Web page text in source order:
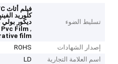
تسليط الضوء
كلوريد
ديكور بولي
,
Film
film
إصدار الشهادات
ROHS
اسم العلامة التجارية
LD